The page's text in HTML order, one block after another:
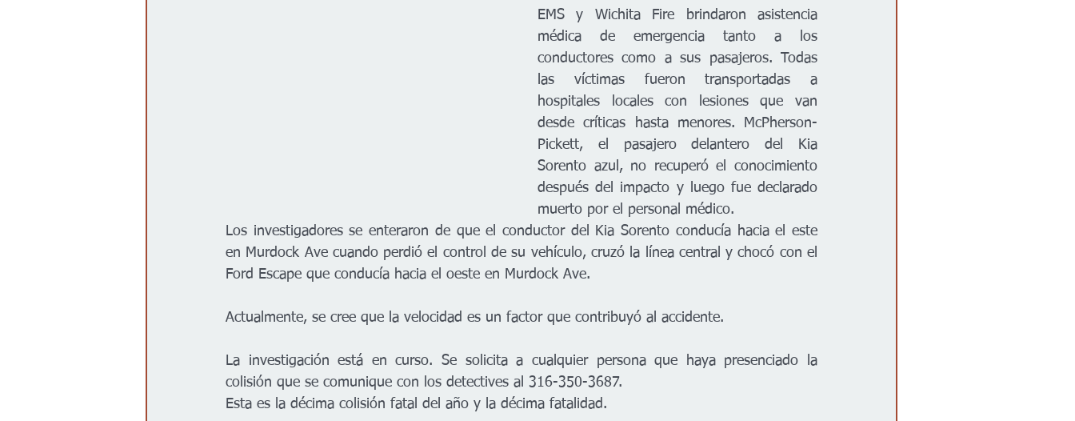
EMS y Wichita Fire brindaron asistencia
médica de emergencia tanto a los
conductores como a sus pasajeros. Todas
las víctimas fueron transportadas a
hospitales locales con lesiones que van
desde críticas hasta menores. McPherson-
Pickett, el pasajero delantero del Kia
Sorento azul, no recuperó el conocimiento
después del impacto y luego fue declarado
muerto por el personal médico.
Los investigadores se enteraron de que el conductor del Kia Sorento conducía hacia el este
en Murdock Ave cuando perdió el control de su vehículo, cruzó la línea central y chocó con el
Ford Escape que conducía hacia el oeste en Murdock Ave.
Actualmente, se cree que la velocidad es un factor que contribuyó al accidente.
La investigación está en curso. Se solicita a cualquier persona que haya presenciado la
colisión que se comunique con los detectives al 316-350-3687.
Esta es la décima colisión fatal del año y la décima fatalidad.